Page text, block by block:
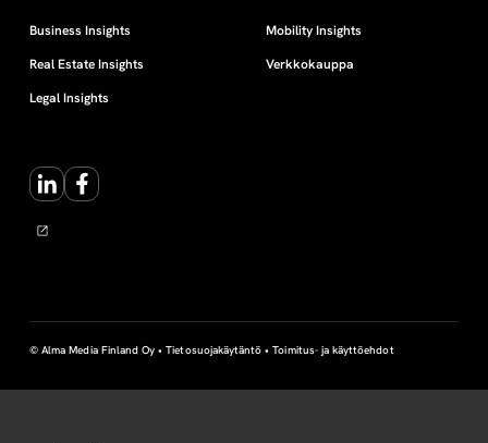
Business Insights
Real Estate Insights
Legal Insights
Mobility Insights
Verkkokauppa
LinkedInFacebook
© Alma Media Finland Oy •Tietosuojakäytäntö •Toimitus- ja käyttöehdot